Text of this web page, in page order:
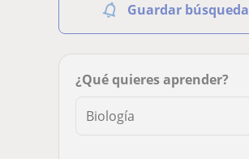
Guardar búsqueda
¿Qué quieres aprender?